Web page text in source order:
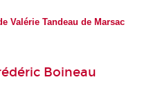
Valérie Tandeau de Marsac
Boineau